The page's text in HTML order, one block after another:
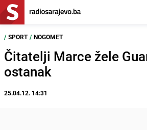
/ SPORT / NOGOMET
Čitatelji Marce žele
ostanak
25.04.12. 14:31